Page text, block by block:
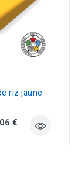
riz jaune
€